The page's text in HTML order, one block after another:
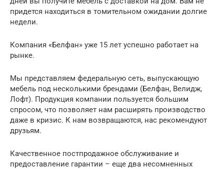
придется находиться в томительном ожидании долгие
недели.
Компания «Белфан» уже 15 лет успешно работает на
рынке.
Мы представляем федеральную сеть, выпускающую
мебель под несколькими брендами (Белфан, Велидж,
Лофт). Продукция компании пользуется большим
спросом, что позволяет нам расширять производство
даже в кризис. К нам возвращаются, нас рекомендуют
друзьям.
Качественное постпродажное обслуживание и
предоставление гарантии – еще два несомненных